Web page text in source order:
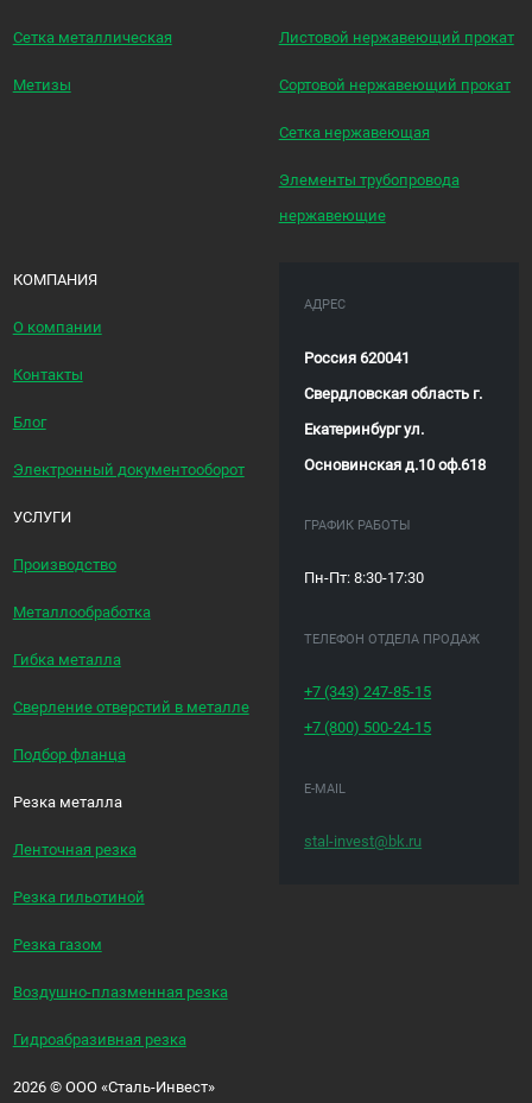
Сетка металлическая
Метизы
Листовой нержавеющий прокат
Сортовой нержавеющий прокат
Сетка нержавеющая
Элементы трубопровода
нержавеющие
КОМПАНИЯ
О компании
Контакты
Блог
Электронный документооборот
УСЛУГИ
Производство
Металлообработка
Гибка металла
Сверление отверстий в металле
Подбор фланца
Резка металла
Ленточная резка
Резка гильотиной
Резка газом
Воздушно-плазменная резка
Гидроабразивная резка
АДРЕС
Россия 620041
Свердловская область г.
Екатеринбург ул.
Основинская д.10 оф.618
ГРАФИК РАБОТЫ
Пн-Пт: 8:30-17:30
ТЕЛЕФОН ОТДЕЛА ПРОДАЖ
+7 (343) 247-85-15
+7 (800) 500-24-15
E-MAIL
stal-invest@bk.ru
2026 ©ООО «Сталь-Инвест»